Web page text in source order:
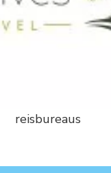
reisbureaus